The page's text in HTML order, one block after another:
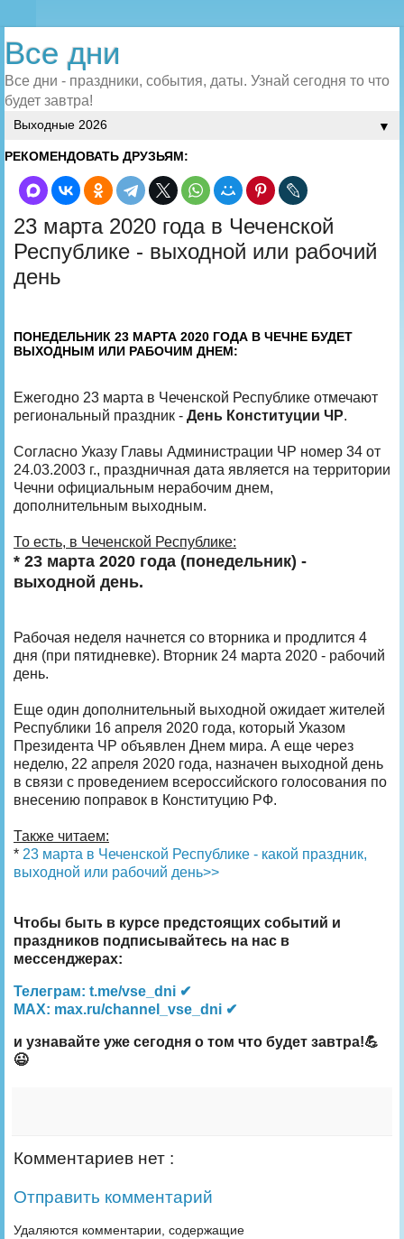
Все дни
Все дни - праздники, события, даты. Узнай сегодня то что
будет завтра!
▼
РЕКОМЕНДОВАТЬ ДРУЗЬЯМ:
23 марта 2020 года в Чеченской
Республике - выходной или рабочий
день
ПОНЕДЕЛЬНИК 23 МАРТА 2020 ГОДА В ЧЕЧНЕ БУДЕТ
ВЫХОДНЫМ ИЛИ РАБОЧИМ ДНЕМ:
Ежегодно 23 марта в Чеченской Республике отмечают
региональный праздник - День Конституции ЧР.
Согласно Указу Главы Администрации ЧР номер 34 от
24.03.2003 г., праздничная дата является на территории
Чечни официальным нерабочим днем,
дополнительным выходным.
То есть, в Чеченской Республике:
* 23 марта 2020 года (понедельник) -
выходной день.
Рабочая неделя начнется со вторника и продлится 4
дня (при пятидневке). Вторник 24 марта 2020 - рабочий
день.
Еще один дополнительный выходной ожидает жителей
Республики 16 апреля 2020 года, который Указом
Президента ЧР объявлен Днем мира. А еще через
неделю, 22 апреля 2020 года, назначен выходной день
в связи с проведением всероссийского голосования по
внесению поправок в Конституцию РФ.
Также читаем:
* 23 марта в Чеченской Республике - какой праздник,
выходной или рабочий день>>
Чтобы быть в курсе предстоящих событий и
праздников подписывайтесь на нас в
мессенджерах:
Телеграм: t.me/vse_dni ✔
MAX: max.ru/channel_vse_dni ✔
и узнавайте уже сегодня о том что будет завтра!💪
😉
Комментариев нет :
Отправить комментарий
Удаляются комментарии, содержащие